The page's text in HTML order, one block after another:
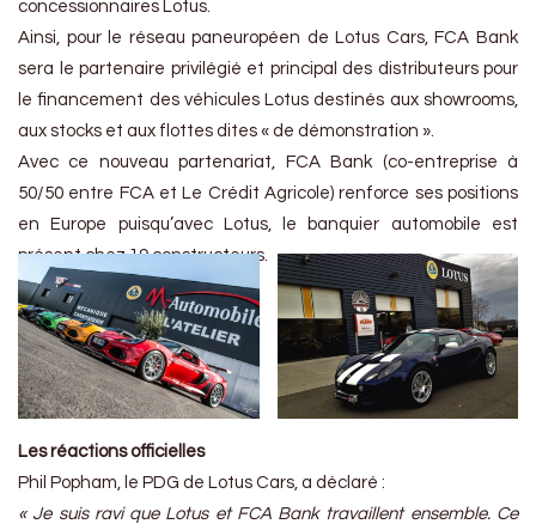
concessionnaires Lotus.
Ainsi, pour le réseau paneuropéen de Lotus Cars, FCA Bank
sera le partenaire privilégié et principal des distributeurs pour
le financement des véhicules Lotus destinés aux showrooms,
aux stocks et aux flottes dites « de démonstration ».
Avec ce nouveau partenariat, FCA Bank (co-entreprise à
50/50 entre FCA et Le Crédit Agricole) renforce ses positions
en Europe puisqu’avec Lotus, le banquier automobile est
présent chez 19 constructeurs.
Les réactions officielles
Phil Popham, le PDG de Lotus Cars, a déclaré :
« Je suis ravi que Lotus et FCA Bank travaillent ensemble. Ce